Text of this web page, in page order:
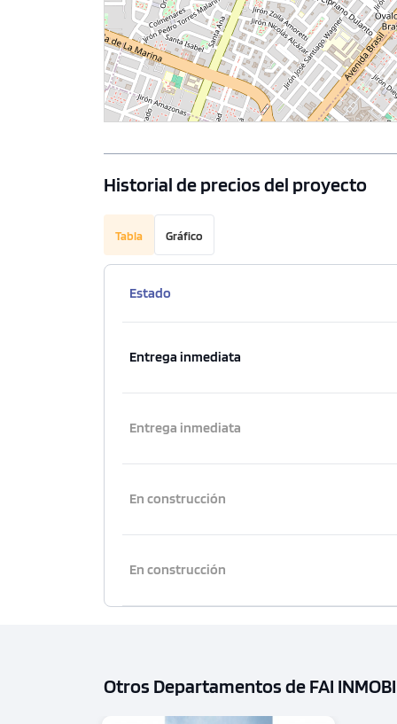
Historial de precios del proyecto
Tabla Gráfico
Estado
Entrega inmediata
Entrega inmediata
En construcción
En construcción
Otros Departamentos de FAI